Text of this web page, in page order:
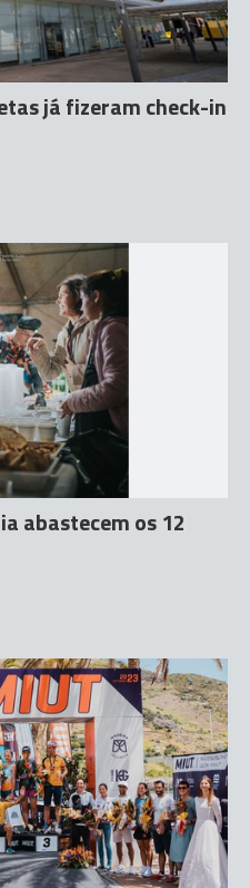
já fizeram check-in
abastecem os 12